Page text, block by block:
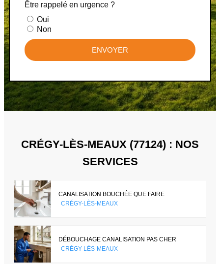
Être rappelé en urgence ?
Oui
Non
ENVOYER
CRÉGY-LÈS-MEAUX (77124) : NOS
SERVICES
CANALISATION BOUCHÉE QUE FAIRE
CRÉGY-LÈS-MEAUX
DÉBOUCHAGE CANALISATION PAS CHER
CRÉGY-LÈS-MEAUX